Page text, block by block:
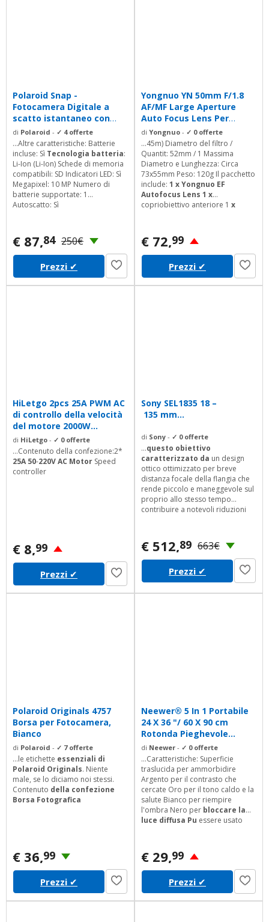
Polaroid Snap -
Fotocamera Digitale a
scatto istantaneo con
Tecnologia di...
di Polaroid - ✓ 4 offerte
...Altre caratteristiche: Batterie
incluse: Sì Tecnologia batteria:
Li-Ion (Li-Ion) Schede di memoria
compatibili: SD Indicatori LED: Sì
Megapixel: 10 MP Numero di
batterie supportate: 1
Autoscatto: Sì
€ 87,84 250€
Prezzi ✔
Yongnuo YN 50mm F/1.8
AF/MF Large Aperture
Auto Focus Lens Per
Canon EF Mount...
di Yongnuo - ✓ 0 offerte
...45m) Diametro del filtro /
Quantit: 52mm / 1 Massima
Diametro e Lunghezza: Circa
73x55mm Peso: 120g Il pacchetto
include: 1 x Yongnuo EF
Autofocus Lens 1 x
copriobiettivo anteriore 1 x
originale
€ 72,99
Prezzi ✔
HiLetgo 2pcs 25A PWM AC
di controllo della velocità
del motore 2000W...
di HiLetgo - ✓ 0 offerte
...Contenuto della confezione:2*
25A 50-220V AC Motor Speed
controller
€ 8,99
Prezzi ✔
Sony SEL1835 18 –
135 mm...
di Sony - ✓ 0 offerte
...questo obiettivo
caratterizzato da un design
ottico ottimizzato per breve
distanza focale della flangia che
rende piccolo e maneggevole sul
proprio allo stesso tempo
contribuire a notevoli riduzioni
lente ZoomAPS-C high-
magnification un elevato
rapporto di zoom offre una
gamma versatile da 27mm a 202.
5mm (equivalente nel formato,
zoom ottico x) che copre un
€ 512,89 663€
Prezzi ✔
Polaroid Originals 4757
Borsa per Fotocamera,
Bianco
di Polaroid - ✓ 7 offerte
...le etichette essenziali di
Polaroid Originals. Niente
male, se lo diciamo noi stessi.
Contenuto della confezione
Borsa Fotografica
€ 36,99
Prezzi ✔
Neewer® 5 In 1 Portabile
24 X 36 "/ 60 X 90 cm
Rotonda Pieghevole...
di Neewer - ✓ 0 offerte
...Caratteristiche: Superficie
traslucida per ammorbidire
Argento per il contrasto che
cercate Oro per il tono caldo e la
salute Bianco per riempire
l'ombra Nero per bloccare la
luce diffusa Pu essere usato
riflettori per assicurarti a
ottenere le immagnini migliori in
ogni situazione Il pacchetto
include: 1* 5in 1 riflettore
pieghevole 1* borsa
€ 29,99
Prezzi ✔